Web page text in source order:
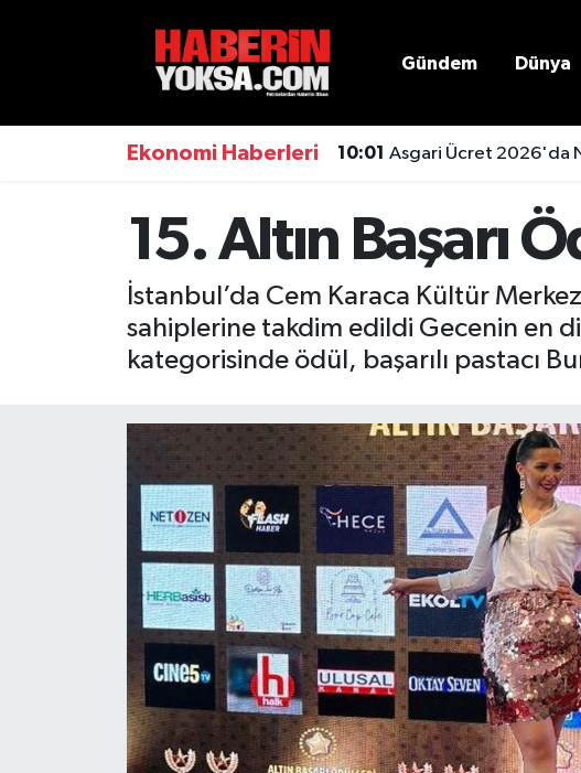
Gündem Dünya
Ekonomi Haberleri 10:01 Asgari Ücret 2026'da
15. Altın Başarı
İstanbul’da Cem Karaca Kültür
sahiplerine takdim edildi Gecenin en
kategorisinde ödül, başarılı pastacı
Gündem
Magazin
Otomobil
Teknoloji
Hava Durumu
Tüm Manşetler
Son Dakika Haberleri
Haber Arşivi